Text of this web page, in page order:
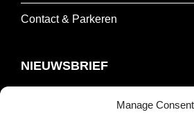
Manage Consent
Contact & Parkeren
NIEUWSBRIEF
Schrijf je in om onze nieuwsbrief te